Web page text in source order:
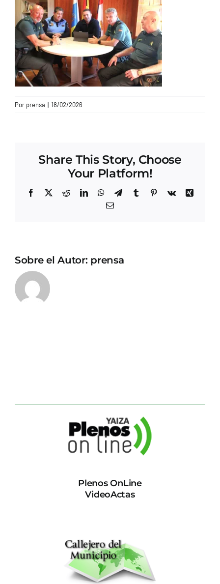
CONTACTO
Por prensa | 18/02/2026
Share This Story, Choose
Your Platform!
Facebook
X RedditLinkedInWhatsApp
TelegramTumblrPinterest
Vk
Xing
Correo
Sobre el Autor: prensa
Plenos OnLine
VideoActas